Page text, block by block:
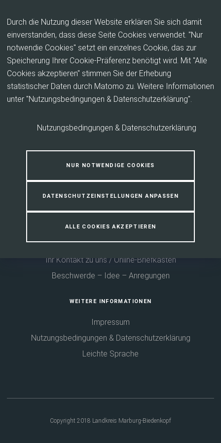
Durch die Nutzung dieser Website erklären Sie sich damit
einverstanden, dass diese Seite Cookies verwendet. "Nur
notwendie Cookies" setzt ein einzelnes Cookie, das zur
Speicherung Ihrer Cookie-Präferenz benötigt wird. Mit "Alle
Cookies akzeptieren" stimmen Sie der Erhebung
statistischer Daten durch Matomo zu. Weitere Informationen
unter "Nutzungsbedingungen & Datenschutzerklärung".
Nutzungsbedingungen & Datenschutzerklärung
NUR NOTWENDIGE COOKIES
DATENSCHUTZEINSTELLUNGEN ANPASSEN
ALLE COOKIES AKZEPTIEREN
Auswertungsfragen zur
Lernplanung
Anmeldung erforderlich
Bitte melden Sie sich an um die Funktionen dieser Seite zu
Fußbereich
Ihr Kontakt zu uns / Online-Briefkasten
Beschwerde – Idee – Anregungen
WEITERE INFORMATIONEN
Impressum
Nutzungsbedingungen & Datenschutzerklärung
Leichte Sprache
Copyright 2018 Landkreis Marburg-Biedenkopf